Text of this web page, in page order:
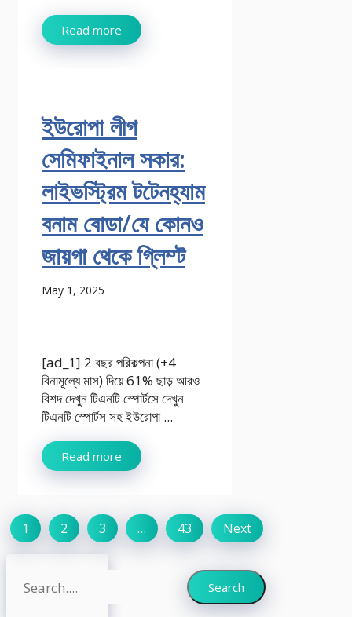
Read more
ইউরোপা লীগ
সেমিফাইনাল সকার:
লাইভস্ট্রিম টটেনহ্যাম
বনাম বোডা/যে কোনও
জায়গা থেকে গ্লিম্ট
May 1, 2025
[ad_1] 2 বছর পরিকল্পনা (+4
বিনামূল্যে মাস) দিয়ে 61% ছাড় আরও
বিশদ দেখুন টিএনটি স্পোর্টসে দেখুন
টিএনটি স্পোর্টস সহ ইউরোপা ...
Read more
1 2 3 … 43 Next
Search